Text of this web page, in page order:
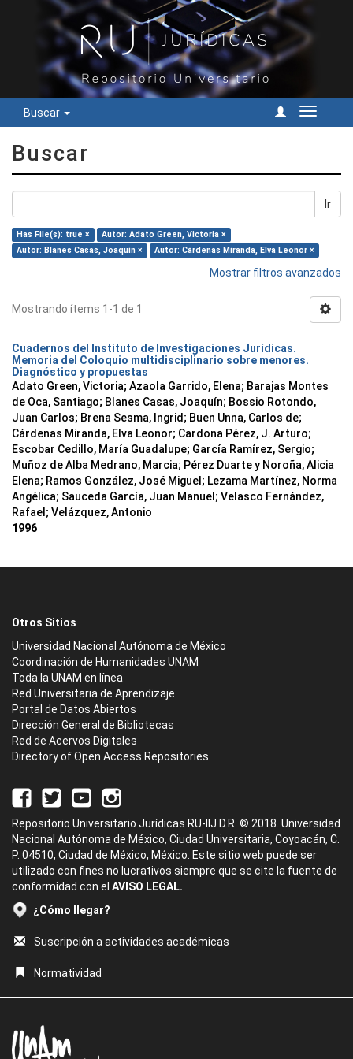
Buscar
Cambiar
Buscar
Ir
Has File(s): true ×
Autor: Adato Green, Victoria ×
Autor: Blanes Casas, Joaquín ×
Autor: Cárdenas Miranda, Elva Leonor ×
Mostrar filtros avanzados
Mostrando ítems 1-1 de 1
Cuadernos del Instituto de Investigaciones Jurídicas.
Memoria del Coloquio multidisciplinario sobre menores.
Diagnóstico y propuestas
Adato Green, Victoria; Azaola Garrido, Elena; Barajas Montes
de Oca, Santiago; Blanes Casas, Joaquín; Bossio Rotondo,
Juan Carlos; Brena Sesma, Ingrid; Buen Unna, Carlos de;
Cárdenas Miranda, Elva Leonor; Cardona Pérez, J. Arturo;
Escobar Cedillo, María Guadalupe; García Ramírez, Sergio;
Muñoz de Alba Medrano, Marcia; Pérez Duarte y Noroña, Alicia
Elena; Ramos González, José Miguel; Lezama Martínez, Norma
Angélica; Sauceda García, Juan Manuel; Velasco Fernández,
Rafael; Velázquez, Antonio
1996
Otros Sitios
Universidad Nacional Autónoma de México
Coordinación de Humanidades UNAM
Toda la UNAM en línea
Red Universitaria de Aprendizaje
Portal de Datos Abiertos
Dirección General de Bibliotecas
Red de Acervos Digitales
Directory of Open Access Repositories
Repositorio Universitario Jurídicas RU-IIJ D.R. © 2018. Universidad
Nacional Autónoma de México, Ciudad Universitaria, Coyoacán, C.
P. 04510, Ciudad de México, México. Este sitio web puede ser
utilizado con fines no lucrativos siempre que se cite la fuente de
conformidad con el AVISO LEGAL.
¿Cómo llegar?
Suscripción a actividades académicas
Normatividad